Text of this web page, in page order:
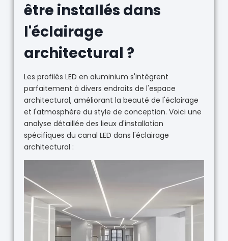
être installés dans
l'éclairage
architectural ?
Les profilés LED en aluminium s'intègrent
parfaitement à divers endroits de l'espace
architectural, améliorant la beauté de l'éclairage
et l'atmosphère du style de conception. Voici une
analyse détaillée des lieux d'installation
spécifiques du canal LED dans l'éclairage
architectural :